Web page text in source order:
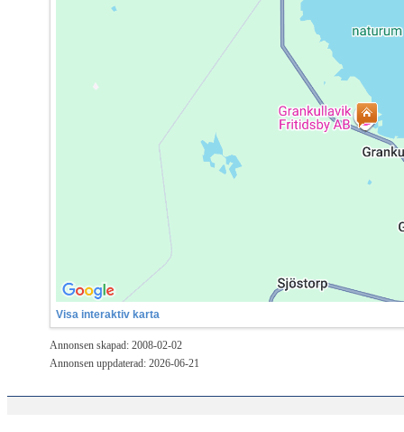
Visa interaktiv karta
Annonsen skapad: 2008-02-02
Annonsen uppdaterad: 2026-06-21